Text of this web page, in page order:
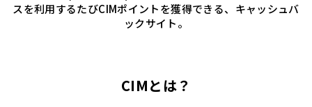
スを利用するたびCIMポイントを獲得できる、キャッシュバ
ックサイト。
CIMとは？